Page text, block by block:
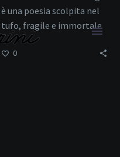
è una poesia scolpita nel
tufo, fragile e immortale
allo stesso tempo.
0